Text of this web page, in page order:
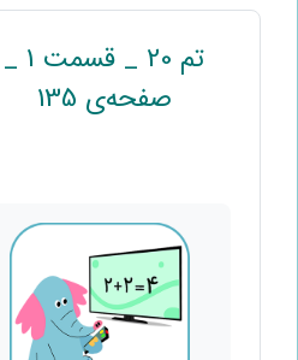
تم 20 _ قسمت 1 _
صفحه‌ی 135